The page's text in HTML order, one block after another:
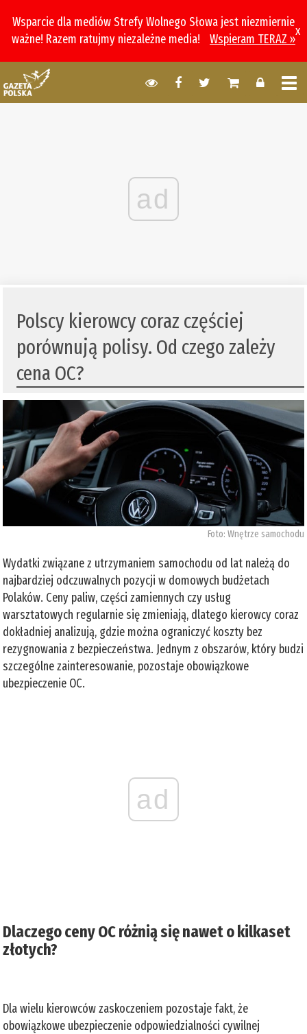
Wsparcie dla mediów Strefy Wolnego Słowa jest niezmiernie
ważne! Razem ratujmy niezależne media!
Wspieram TERAZ »
x
ad
Polscy kierowcy coraz częściej
porównują polisy. Od czego zależy
cena OC?
Foto: Wnętrze samochodu
Wydatki związane z utrzymaniem samochodu od lat należą do
najbardziej odczuwalnych pozycji w domowych budżetach
Polaków. Ceny paliw, części zamiennych czy usług
warsztatowych regularnie się zmieniają, dlatego kierowcy coraz
dokładniej analizują, gdzie można ograniczyć koszty bez
rezygnowania z bezpieczeństwa. Jednym z obszarów, który budzi
szczególne zainteresowanie, pozostaje obowiązkowe
ubezpieczenie OC.
ad
Dlaczego ceny OC różnią się nawet o kilkaset
złotych?
Dla wielu kierowców zaskoczeniem pozostaje fakt, że
obowiązkowe ubezpieczenie odpowiedzialności cywilnej